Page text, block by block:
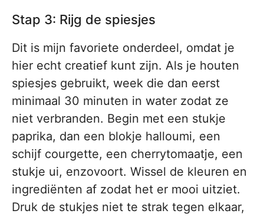
Stap 3: Rijg de spiesjes
Dit is mijn favoriete onderdeel, omdat je
hier echt creatief kunt zijn. Als je houten
spiesjes gebruikt, week die dan eerst
minimaal 30 minuten in water zodat ze
niet verbranden. Begin met een stukje
paprika, dan een blokje halloumi, een
schijf courgette, een cherrytomaatje, een
stukje ui, enzovoort. Wissel de kleuren en
ingrediënten af zodat het er mooi uitziet.
Druk de stukjes niet te strak tegen elkaar,